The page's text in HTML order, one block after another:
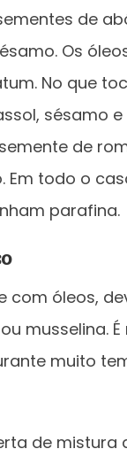
de
Os
No que
sésamo
de
Em todo o
parafina.
com óleos,
musselina.
muito
de mistura